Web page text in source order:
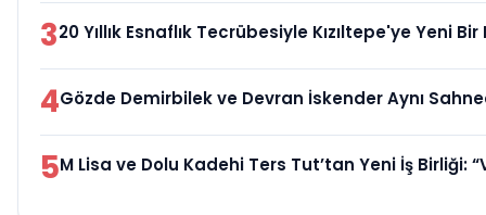
320 Yıllık Esnaflık Tecrübesiyle Kızıltepe'ye Yeni
4Gözde Demirbilek ve Devran İskender Aynı
5M Lisa ve Dolu Kadehi Ters Tut’tan Yeni İş Birliği: